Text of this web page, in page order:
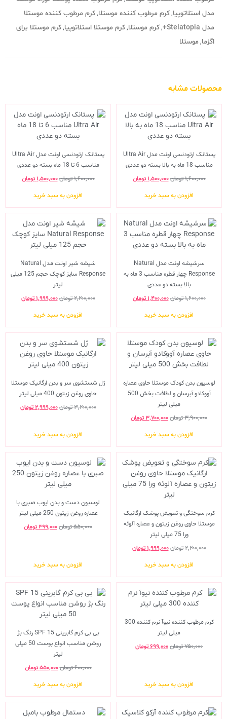
مدل استلاتوپیا,کرم مرطوب کننده موستلا,کرم مرطوب کننده موستلا
مدل Stelatopia+
,کرم موستلا,کرم موستلا استلاتوپیا,کرم موستلا برای
اگزما,موستلا
محصولات مشابه
پستانک ارتودنسی اونت مدل Ultra Air
مناسب 18 ماه به بالا بسته دو عددی
۱,۶۰۰,۰۰۰تومان۱,۵۰۰,۰۰۰ تومان
افزودن به سبد خرید
پستانک ارتودنسی اونت مدل Ultra Air
مناسب 6 تا 18 ماه بسته دو عددی
۱,۶۰۰,۰۰۰تومان۱,۵۰۰,۰۰۰ تومان
افزودن به سبد خرید
سرشیشه اونت مدل Natural
Response چهار قطره مناسب 3 ماه به
بالا بسته دو عددی
۱,۶۰۰,۰۰۰تومان۱,۴۰۰,۰۰۰ تومان
افزودن به سبد خرید
شیشه شیر اونت مدل Natural
Response سایز کوچک حجم 125 میلی
لیتر
۲,۲۰۰,۰۰۰تومان۱,۹۹۹,۰۰۰ تومان
افزودن به سبد خرید
لوسیون بدن کودک موستلا حاوی عصاره
آووکادو آبرسان و لطافت بخش 500
میلی لیتر
۳,۹۰۰,۰۰۰تومان۳,۷۰۰,۰۰۰تومان
افزودن به سبد خرید
ژل شستشوی سر و بدن ارگانیک موستلا
حاوی روغن زیتون 400 میلی لیتر
۳,۲۰۰,۰۰۰تومان۲,۹۹۹,۰۰۰ تومان
افزودن به سبد خرید
کرم سوختگی و تعویض پوشک ارگانیک
موستلا حاوی روغن زیتون و عصاره آلوئه
ورا 75 میلی لیتر
۲,۲۰۰,۰۰۰تومان۱,۹۹۹,۰۰۰ تومان
افزودن به سبد خرید
لوسیون دست و بدن ایوب صبری با
عصاره روغن زیتون 250 میلی لیتر
۵۵۰,۰۰۰تومان۴۹۹,۰۰۰تومان
افزودن به سبد خرید
کرم مرطوب کننده نیوآ نرم کننده 300
میلی لیتر
۷۵۰,۰۰۰تومان۶۹۹,۰۰۰تومان
افزودن به سبد خرید
بی بی کرم گابرینی SPF 15 رنگ بژ
روشن مناسب انواع پوست 50 میلی
لیتر
۶۰۰,۰۰۰تومان۵۵۰,۰۰۰ تومان
افزودن به سبد خرید